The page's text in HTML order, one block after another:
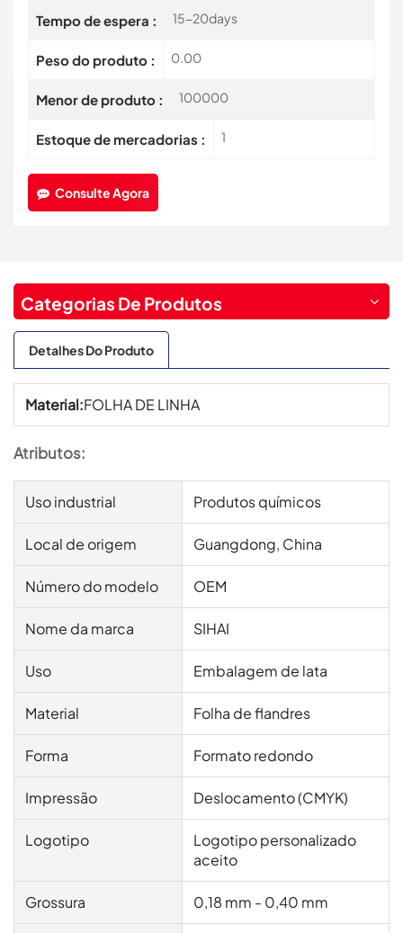
Tempo de espera : 15-20days
Peso do produto : 0.00
Menor de produto : 100000
Estoque de mercadorias : 1
Consulte Agora
Categorias De Produtos
Detalhes Do Produto
Material:FOLHA DE LINHA
Atributos:
Uso industrial Produtos químicos
Local de origem Guangdong, China
Número do modelo OEM
Nome da marca SIHAI
Uso Embalagem de lata
Material Folha de flandres
Forma Formato redondo
Impressão Deslocamento (CMYK)
Logotipo
Logotipo personalizado
aceito
Grossura 0,18 mm - 0,40 mm